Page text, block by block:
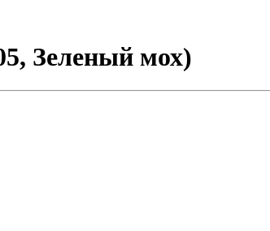
Зеленый мох)